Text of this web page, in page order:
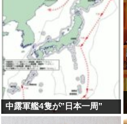
中露軍艦4隻が”日本一周”